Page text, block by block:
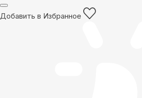
Добавить в Избранное